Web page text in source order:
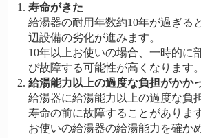
寿命がきた
給湯器の耐用年数約10年が過ぎる
辺設備の劣化が進みます。
10年以上お使いの場合、一時的に
び故障する可能性が高くなります。
給湯能力以上の過度な負担がかか
給湯器に給湯能力以上の過度な負
寿命の前に故障することがあります
お使いの給湯器の給湯能力を確か